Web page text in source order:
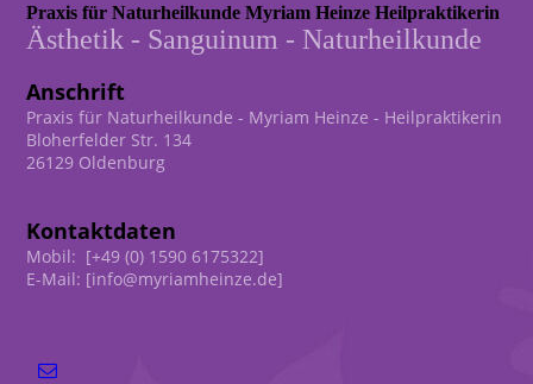
Praxis für Naturheilkunde Myriam Heinze Heilpraktikerin
Ästhetik - Sanguinum - Naturheilkunde
Anschrift
Praxis für Naturheilkunde - Myriam Heinze - Heilpraktikerin
Bloherfelder Str. 134
26129 Oldenburg
Kontaktdaten
Mobil: [+49 (0) 1590 6175322]
E-Mail: [info@myriamheinze.de]